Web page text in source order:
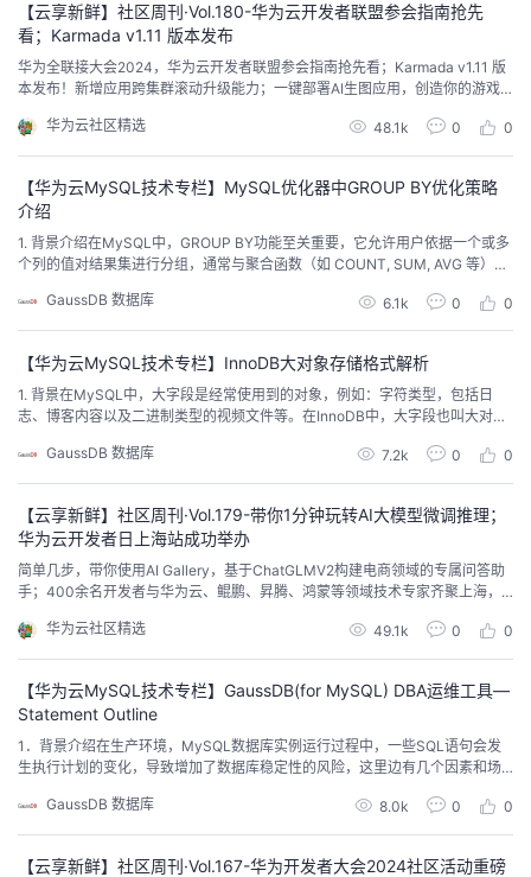
【云享新鲜】社区周刊·Vol.180-华为云开发者联盟参会指南抢先
看；Karmada v1.11 版本发布
华为全联接大会2024，华为云开发者联盟参会指南抢先看；Karmada v1.11 版
本发布！新增应用跨集群滚动升级能力；一键部署AI生图应用，创造你的游戏
华为云社区精选
48.1k 0 0
【华为云MySQL技术专栏】MySQL优化器中GROUP BY优化策略
介绍
1. 背景介绍在MySQL中，GROUP BY功能至关重要，它允许用户依据一个或多
个列的值对结果集进行分组，通常与聚合函数（如 COUNT, SUM, AVG 等）结
是GROUP BY操作涉及临时表的构建，这会引发频繁的磁盘I/O操作，或是在计
算聚合函数时增加了额外的计算开销。本文主要介绍GROUP BY的工作原理，
GaussDB 数据库 6.1k 0 0
【华为云MySQL技术专栏】InnoDB大对象存储格式解析
1. 背景在MySQL中，大字段是经常使用到的对象，例如：字符类型，包括日
志、博客内容以及二进制类型的视频文件等。在InnoDB中，大字段也叫大对象
按照聚簇索引进行组织的，当聚簇索引的数据行中存在大对象时，InnoDB为了
提升聚簇索引B+树中数据行的访问效率，会对数据行中大对象的存储格式进行
GaussDB 数据库 7.2k 0 0
【云享新鲜】社区周刊·Vol.179-带你1分钟玩转AI大模型微调推理；
华为云开发者日上海站成功举办
简单几步，带你使用AI Gallery，基于ChatGLMV2构建电商领域的专属问答助
手；400余名开发者与华为云、鲲鹏、昇腾、鸿蒙等领域技术专家齐聚上海，
ar社区Maintainer分享了关于云原生容器运行时与大模型等领域前沿技术的案
例实践与经验思考...
华为云社区精选 49.1k 0 0
【华为云MySQL技术专栏】GaussDB(for MySQL) DBA运维工具—
Statement Outline
1．背景介绍在生产环境，MySQL数据库实例运行过程中，一些SQL语句会发
生执行计划的变化，导致增加了数据库稳定性的风险，这里边有几个因素和场
MySQL自身优化器的行为和算法变化，以及表数据的变化等。针对上述查询语
句执行计划不稳定的风险，MySQL提供了查询优化提示机制(Hints)解决了该问
GaussDB 数据库 8.0k 0 0
【云享新鲜】社区周刊·Vol.167-华为开发者大会2024社区活动重磅